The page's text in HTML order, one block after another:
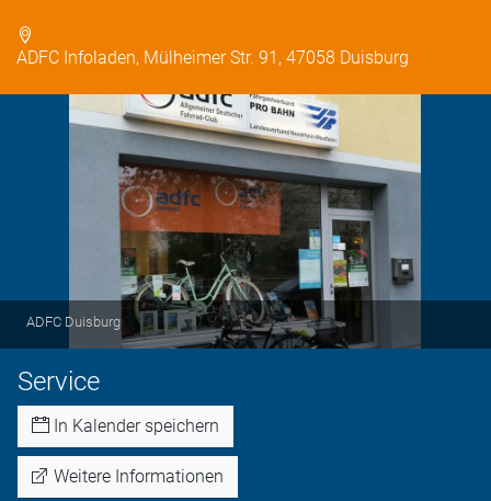
ADFC Infoladen, Mülheimer Str. 91, 47058 Duisburg
ADFC Duisburg
Service
In Kalender speichern
Weitere Informationen